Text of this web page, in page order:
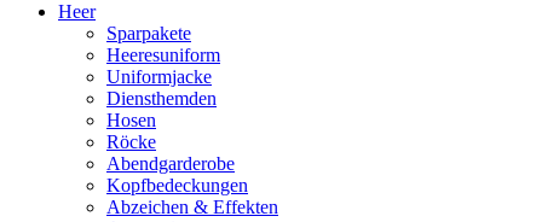
Heer
Sparpakete
Heeresuniform
Uniformjacke
Diensthemden
Hosen
Röcke
Abendgarderobe
Kopfbedeckungen
Abzeichen & Effekten